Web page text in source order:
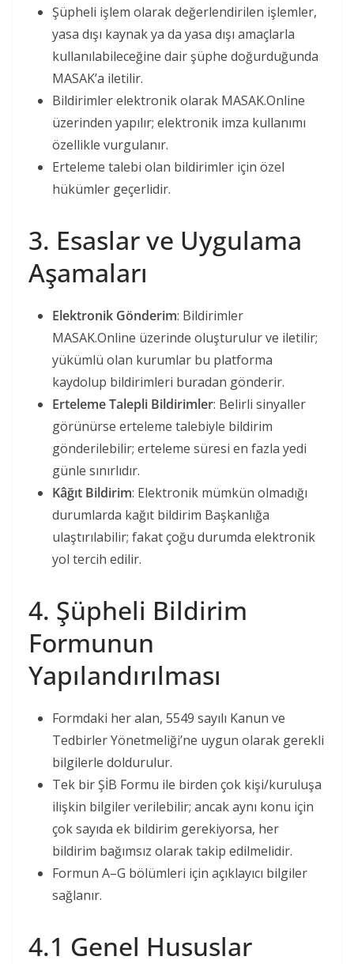
Şüpheli işlem olarak değerlendirilen işlemler,
yasa dışı kaynak ya da yasa dışı amaçlarla
kullanılabileceğine dair şüphe doğurduğunda
MASAK’a iletilir.
Bildirimler elektronik olarak MASAK.Online
üzerinden yapılır; elektronik imza kullanımı
özellikle vurgulanır.
Erteleme talebi olan bildirimler için özel
hükümler geçerlidir.
3. Esaslar ve Uygulama
Aşamaları
Elektronik Gönderim: Bildirimler
MASAK.Online üzerinde oluşturulur ve iletilir;
yükümlü olan kurumlar bu platforma
kaydolup bildirimleri buradan gönderir.
Erteleme Talepli Bildirimler: Belirli sinyaller
görünürse erteleme talebiyle bildirim
gönderilebilir; erteleme süresi en fazla yedi
günle sınırlıdır.
Kâğıt Bildirim: Elektronik mümkün olmadığı
durumlarda kağıt bildirim Başkanlığa
ulaştırılabilir; fakat çoğu durumda elektronik
yol tercih edilir.
4. Şüpheli Bildirim
Formunun
Yapılandırılması
Formdaki her alan, 5549 sayılı Kanun ve
Tedbirler Yönetmeliği’ne uygun olarak gerekli
bilgilerle doldurulur.
Tek bir ŞİB Formu ile birden çok kişi/kuruluşa
ilişkin bilgiler verilebilir; ancak aynı konu için
çok sayıda ek bildirim gerekiyorsa, her
bildirim bağımsız olarak takip edilmelidir.
Formun A–G bölümleri için açıklayıcı bilgiler
sağlanır.
4.1 Genel Hususlar